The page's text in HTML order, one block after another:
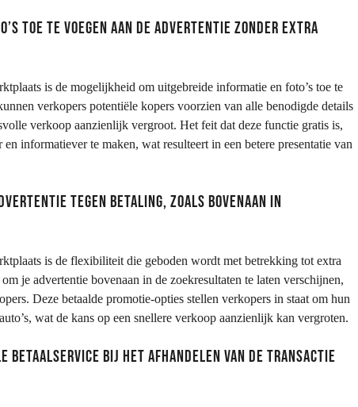
toe te voegen aan de advertentie zonder extra
is de mogelijkheid om uitgebreide informatie en foto’s toe te
verkopers potentiële kopers voorzien van alle benodigde details
verkoop aanzienlijk vergroot. Het feit dat deze functie gratis is,
informatiever te maken, wat resulteert in een betere presentatie van
tegen betaling, zoals bovenaan in
is de flexibiliteit die geboden wordt met betrekking tot extra
je advertentie bovenaan in de zoekresultaten te laten verschijnen,
Deze betaalde promotie-opties stellen verkopers in staat om hun
wat de kans op een snellere verkoop aanzienlijk kan vergroten.
bij het afhandelen van de transactie